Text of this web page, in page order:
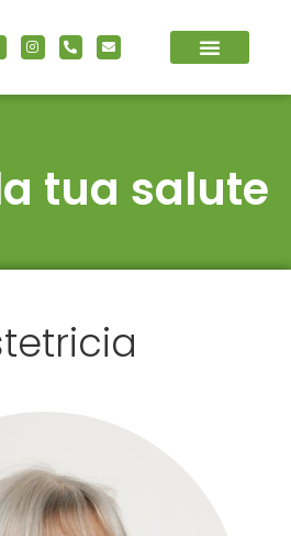
tua salute